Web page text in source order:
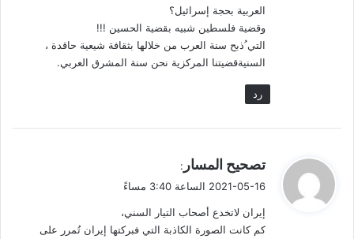
إيران عاجزة تماماً عن حماية مؤسسات حساسة وهامة من العمليات
الاستخباراتية الإسرائيلية.
لذلك لجأت الى سمها الناجع الذي تتفوق فيه وهو خلخلة الدول من
ولكن ما عادت هذه الحركات القديمة تهز العواطف؛ القناع سقط، بل
على العكس من ذلك فإن هذه الأفعال تثير نقمة العرب على قضيتكم
حيث لن تشغلوهم عن عدوهم الأول.
العربية بحجة إسرائيل؟
وقضية فلسطين شبيه بقضية الحسين !!!
التي ُذبح سنة العرب من خلالها بثقافة شيعية حاقدة ،
السنيةقضيتنا المركزية نحن سنة المشرق العربي.
رد
ي
ل
تصحيح المسار :
2021-05-16 الساعة 3:40 مساءً
إيران لاتخدع أصحاب التيار السني،
كم كانت الصورة الكاذبة التي فبركتها إيران تُمرر على